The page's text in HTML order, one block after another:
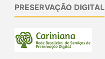
PRESERVAÇÃO DIGITAL